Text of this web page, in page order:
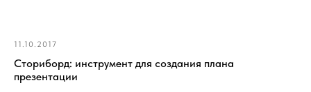
11.10.2017
Сториборд: инструмент для создания плана
презентации